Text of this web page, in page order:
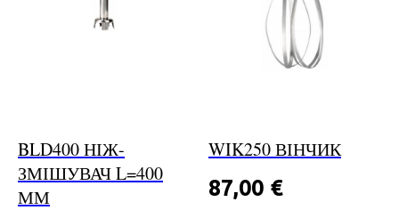
BLD400 НІЖ-
ЗМІШУВАЧ L=400
ММ
WIK250 ВІНЧИК
87,00 €